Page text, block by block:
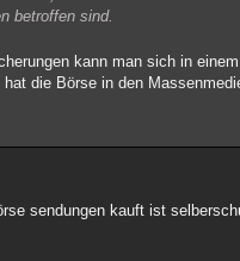
betroffen sind.
kann man sich in
die Börse in den
sendungen kauft ist